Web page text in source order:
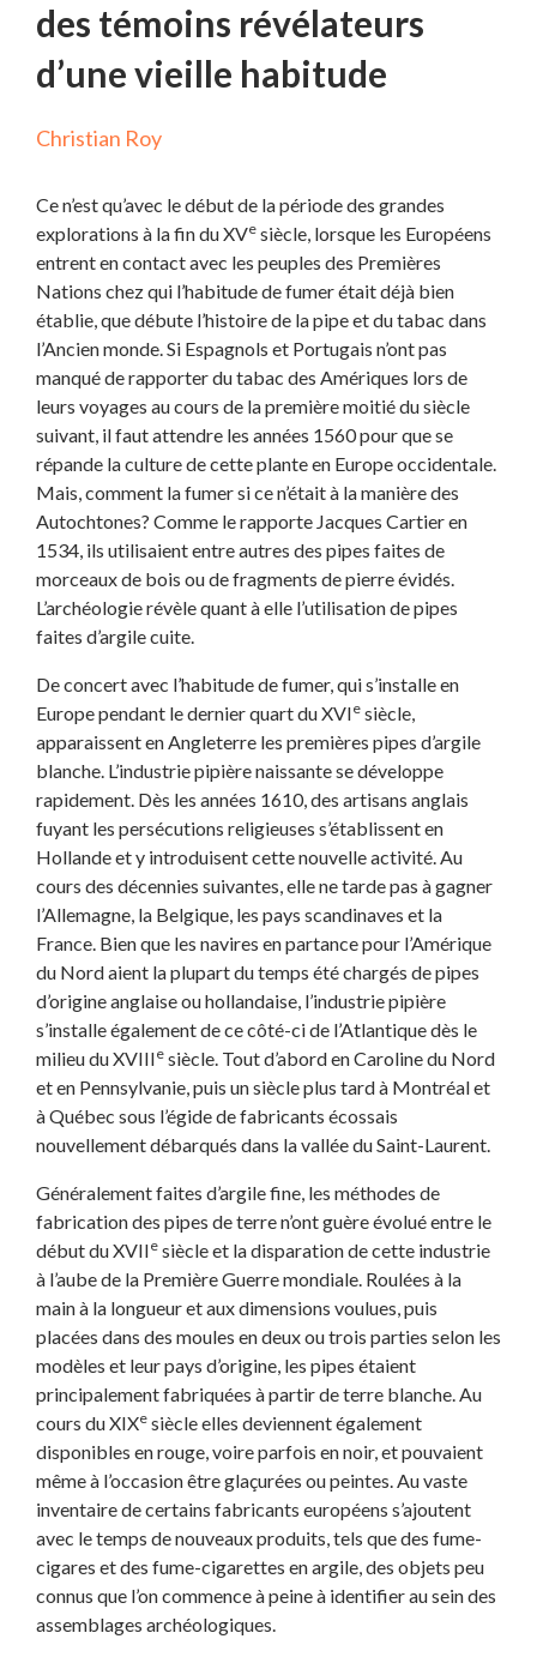
des témoins révélateurs
d’une vieille habitude
Christian Roy
Ce n’est qu’avec le début de la période des grandes
explorations à la fin du XVe siècle, lorsque les Européens
entrent en contact avec les peuples des Premières
Nations chez qui l’habitude de fumer était déjà bien
établie, que débute l’histoire de la pipe et du tabac dans
l’Ancien monde. Si Espagnols et Portugais n’ont pas
manqué de rapporter du tabac des Amériques lors de
leurs voyages au cours de la première moitié du siècle
suivant, il faut attendre les années 1560 pour que se
répande la culture de cette plante en Europe occidentale.
Mais, comment la fumer si ce n’était à la manière des
Autochtones? Comme le rapporte Jacques Cartier en
1534, ils utilisaient entre autres des pipes faites de
morceaux de bois ou de fragments de pierre évidés.
L’archéologie révèle quant à elle l’utilisation de pipes
faites d’argile cuite.
De concert avec l’habitude de fumer, qui s’installe en
Europe pendant le dernier quart du XVIe siècle,
apparaissent en Angleterre les premières pipes d’argile
blanche. L’industrie pipière naissante se développe
rapidement. Dès les années 1610, des artisans anglais
fuyant les persécutions religieuses s’établissent en
Hollande et y introduisent cette nouvelle activité. Au
cours des décennies suivantes, elle ne tarde pas à gagner
l’Allemagne, la Belgique, les pays scandinaves et la
France. Bien que les navires en partance pour l’Amérique
du Nord aient la plupart du temps été chargés de pipes
d’origine anglaise ou hollandaise, l’industrie pipière
s’installe également de ce côté-ci de l’Atlantique dès le
milieu du XVIIIe siècle. Tout d’abord en Caroline du Nord
et en Pennsylvanie, puis un siècle plus tard à Montréal et
à Québec sous l’égide de fabricants écossais
nouvellement débarqués dans la vallée du Saint-Laurent.
Généralement faites d’argile fine, les méthodes de
fabrication des pipes de terre n’ont guère évolué entre le
début du XVIIe siècle et la disparation de cette industrie
à l’aube de la Première Guerre mondiale. Roulées à la
main à la longueur et aux dimensions voulues, puis
placées dans des moules en deux ou trois parties selon les
modèles et leur pays d’origine, les pipes étaient
principalement fabriquées à partir de terre blanche. Au
cours du XIXe siècle elles deviennent également
disponibles en rouge, voire parfois en noir, et pouvaient
même à l’occasion être glaçurées ou peintes. Au vaste
inventaire de certains fabricants européens s’ajoutent
avec le temps de nouveaux produits, tels que des fume-
cigares et des fume-cigarettes en argile, des objets peu
connus que l’on commence à peine à identifier au sein des
assemblages archéologiques.